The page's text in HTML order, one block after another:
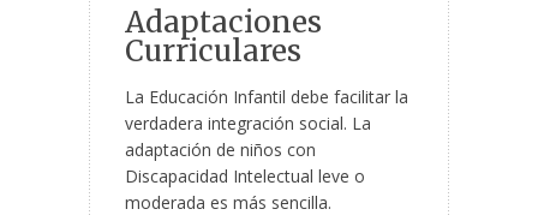
Adaptaciones
Curriculares
La Educación Infantil debe facilitar la
verdadera integración social. La
adaptación de niños con
Discapacidad Intelectual leve o
moderada es más sencilla.